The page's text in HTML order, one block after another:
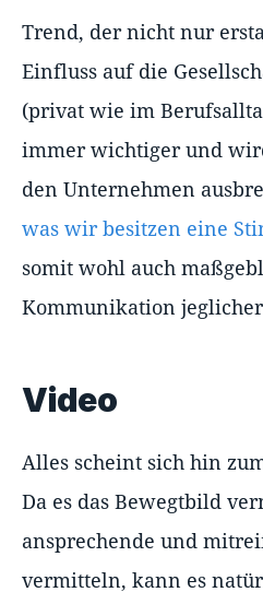
Trend, der nicht nur
Einfluss auf die
(privat wie im
immer wichtiger und
den Unternehmen
was wir besitzen eine
somit wohl auch
Kommunikation
Video
Alles scheint sich hin
Da es das Bewegtbild
ansprechende und
vermitteln, kann es